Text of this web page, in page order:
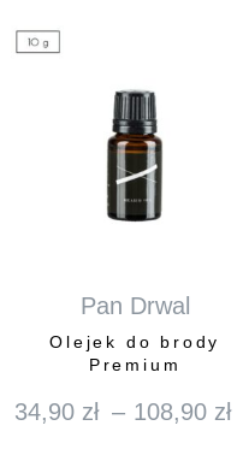
Pan Drwal
Olejek do brody
Premium
34,90 zł – 108,90 zł